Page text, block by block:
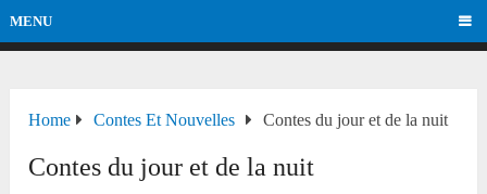
MENU
Home Contes Et Nouvelles Contes du jour et de la nuit
Contes du jour et de la nuit